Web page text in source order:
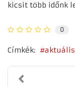
kicsit több időnk
0
Címkék: aktuális